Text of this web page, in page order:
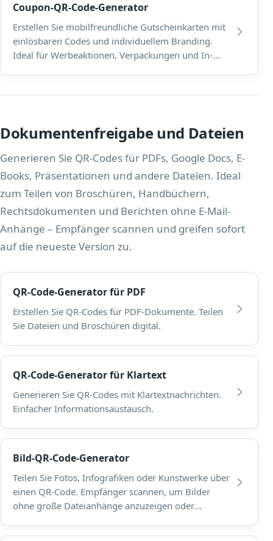
Coupon-QR-Code-Generator
Erstellen Sie mobilfreundliche Gutscheinkarten mit
einlösbaren Codes und individuellem Branding.
Ideal für Werbeaktionen, Verpackungen und In-
Dokumentenfreigabe und Dateien
Generieren Sie QR-Codes für PDFs, Google Docs, E-
Books, Präsentationen und andere Dateien. Ideal
zum Teilen von Broschüren, Handbüchern,
Rechtsdokumenten und Berichten ohne E-Mail-
Anhänge – Empfänger scannen und greifen sofort
auf die neueste Version zu.
QR-Code-Generator für PDF
Erstellen Sie QR-Codes für PDF-Dokumente. Teilen
Sie Dateien und Broschüren digital.
QR-Code-Generator für Klartext
Generieren Sie QR-Codes mit Klartextnachrichten.
Einfacher Informationsaustausch.
Bild-QR-Code-Generator
Teilen Sie Fotos, Infografiken oder Kunstwerke über
einen QR-Code. Empfänger scannen, um Bilder
ohne große Dateianhänge anzuzeigen oder